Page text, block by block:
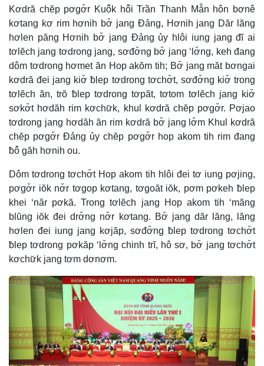
Kơdră chĕp pơgơ̆r Kuô̆k hô̆i Trần Thanh Mẫn hôn bơnê
kơtang kơ rim hơnih bơ̆ jang Đảng, Hơnih jang Dăr lăng
hơlen păng Hơnih bơ̆ jang Đảng ủy hlôi iung jang đĭ ai
tơlĕch jang tơdrong jang, sơđơ̆ng bơ̆ jang ‘lơ̆ng, keh đang
dôm tơdrong hơmet ăn Hop akŏm tih; Bơ̆ jang măt bơngai
kơdră đei jang kiơ̆ ƀlep tơdrong tơchơ̆t, sơđơ̆ng kiơ̆ trong
tơlĕch ăn, trŏ ƀlep tơdrong tơpăt, tơtom tơlĕch jang kiơ̆
sơkơ̆t hơdăh rim kơchư̆k, khul kơdră chĕp pơgơ̆r. Pơjao
tơdrong jang hơdăh ăn rim kơdră bơ̆ jang lơ̆m Khul kơdră
chĕp pơgơ̆r Đảng ủy chĕp pơgơ̆r hop akom tih rim đang
ƀô̆ găh hơnih ou.
Dôm tơdrong tơchơ̆t Hop akom tih hlôi đei tơ iung pơjing,
pơgơ̆r iŏk nơ̆r tơgop kơtang, tơgoăt iŏk, pơm pơkeh ƀlep
khei ‘năr pơkă. Trong tơlĕch jang Hop akom tih ‘măng
blŭng iŏk đei drơ̆ng nơ̆r kơtang. Bơ̆ jang dăr lăng, lăng
hơlen đei iung jang kơjăp, sơđơ̆ng ƀlep tơdrong tơchơ̆t
ƀlep tơdrong pơkăp ‘lơ̆ng chinh trĭ, hô sơ, bơ̆ jang tơchơ̆t
kơchư̆k jang tơm dơnơm.